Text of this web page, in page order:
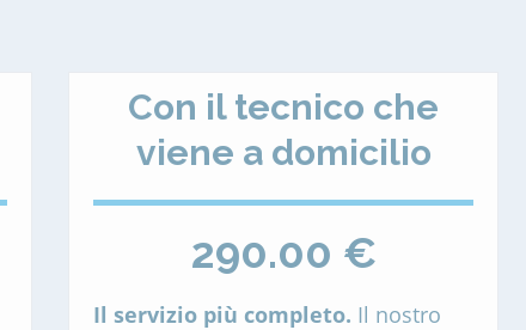
Con il tecnico che
viene a domicilio
290.00 €
Il servizio più completo. Il nostro